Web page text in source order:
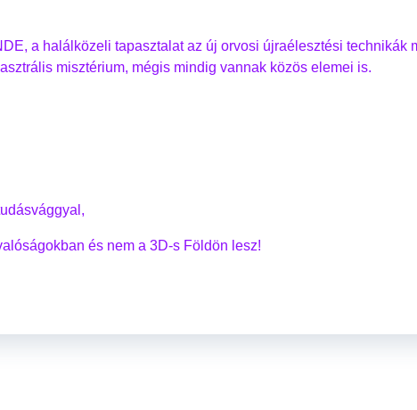
a halálközeli tapasztalat az új orvosi újraélesztési technikák
misztérium, mégis mindig vannak közös elemei is.
és nem a 3D-s Földön lesz!